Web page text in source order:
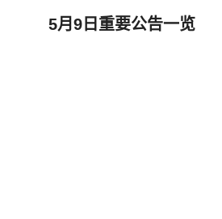
5月9日重要公告一览